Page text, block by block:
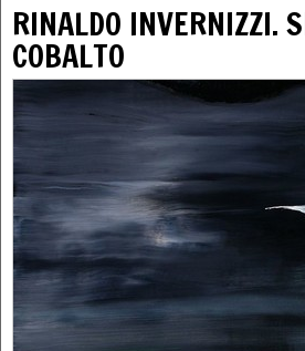
RINALDO INVERNIZZI.
COBALTO